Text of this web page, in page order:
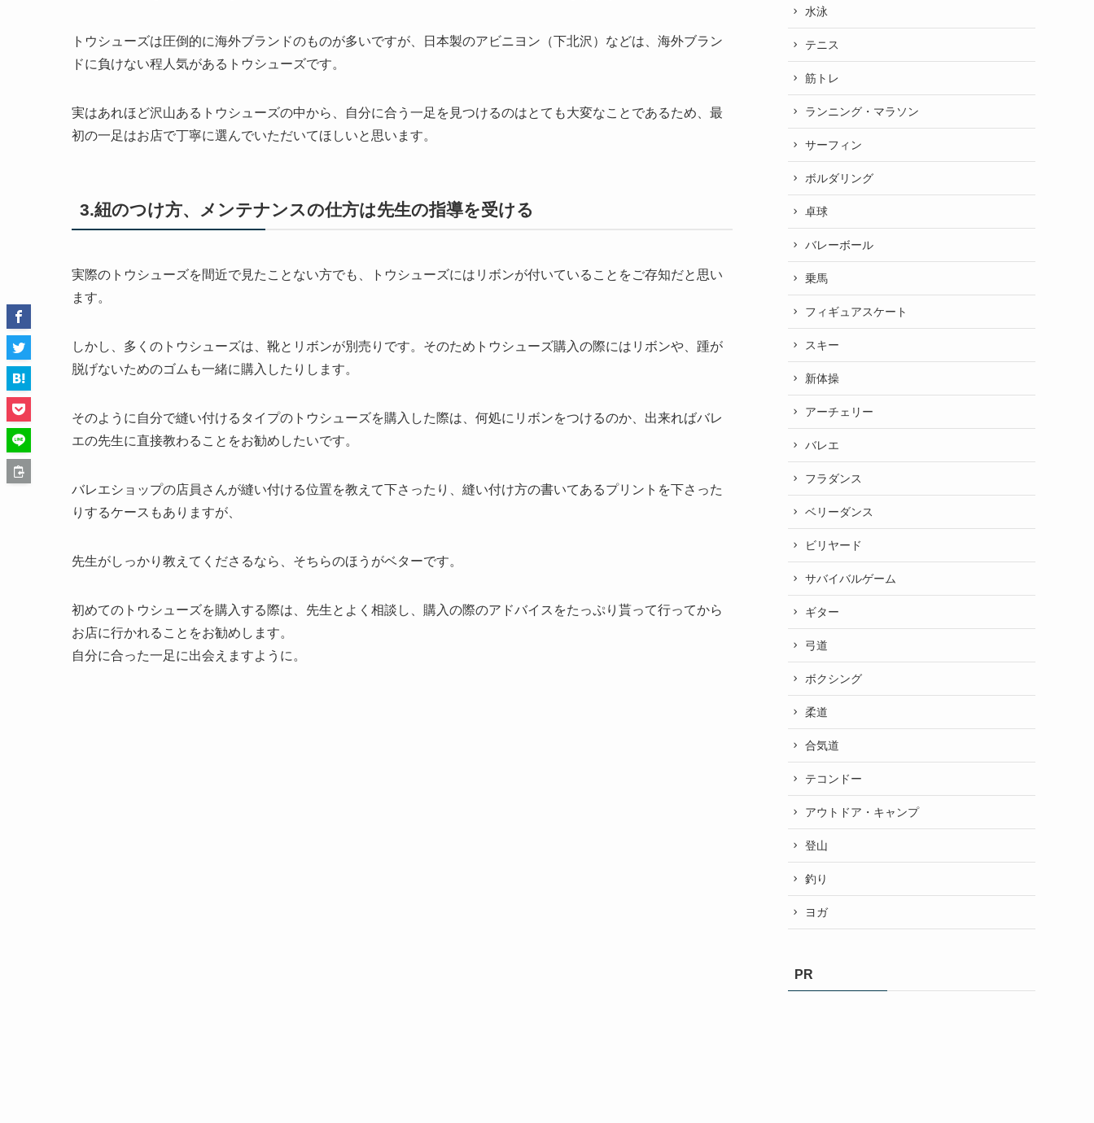
トウシューズは圧倒的に海外ブランドのものが多いですが、日本製のアビニヨン（下北沢）などは、海外ブラン
ドに負けない程人気があるトウシューズです。
実はあれほど沢山あるトウシューズの中から、自分に合う一足を見つけるのはとても大変なことであるため、最
初の一足はお店で丁寧に選んでいただいてほしいと思います。
3.紐のつけ方、メンテナンスの仕方は先生の指導を受ける
実際のトウシューズを間近で見たことない方でも、トウシューズにはリボンが付いていることをご存知だと思い
ます。
しかし、多くのトウシューズは、靴とリボンが別売りです。そのためトウシューズ購入の際にはリボンや、踵が
脱げないためのゴムも一緒に購入したりします。
そのように自分で縫い付けるタイプのトウシューズを購入した際は、何処にリボンをつけるのか、出来ればバレ
エの先生に直接教わることをお勧めしたいです。
バレエショップの店員さんが縫い付ける位置を教えて下さったり、縫い付け方の書いてあるプリントを下さった
りするケースもありますが、
先生がしっかり教えてくださるなら、そちらのほうがベターです。
初めてのトウシューズを購入する際は、先生とよく相談し、購入の際のアドバイスをたっぷり貰って行ってから
お店に行かれることをお勧めします。
自分に合った一足に出会えますように。
水泳
テニス
筋トレ
ランニング・マラソン
サーフィン
ボルダリング
卓球
バレーボール
乗馬
フィギュアスケート
スキー
新体操
アーチェリー
バレエ
フラダンス
ベリーダンス
ビリヤード
サバイバルゲーム
ギター
弓道
ボクシング
柔道
合気道
テコンドー
アウトドア・キャンプ
登山
釣り
ヨガ
PR